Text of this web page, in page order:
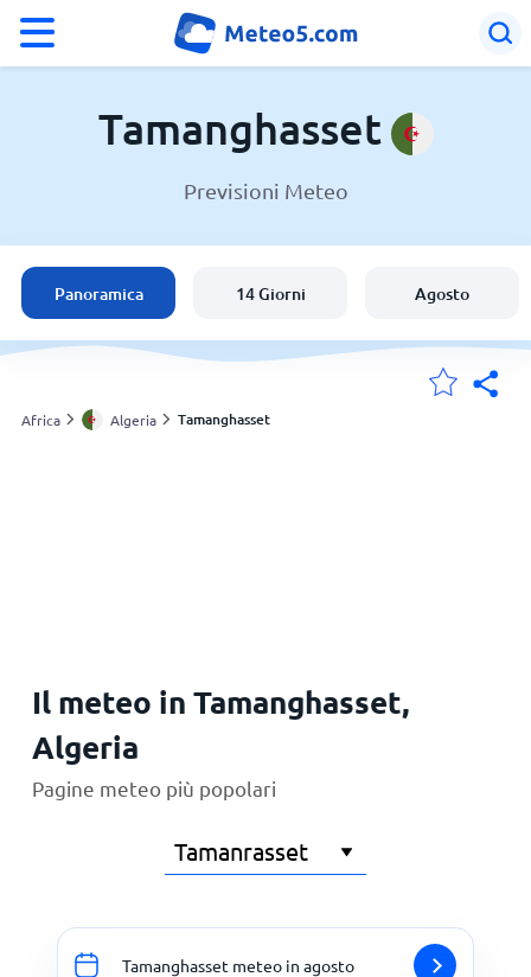
Meteo in Tamanghasset
Algeria
Italia
Svizzera
Tamanghasset
Previsioni Meteo
Panoramica 14 Giorni Agosto
Africa Algeria Tamanghasset
Il meteo in Tamanghasset,
Algeria
Pagine meteo più popolari
Tamanghasset meteo in agosto